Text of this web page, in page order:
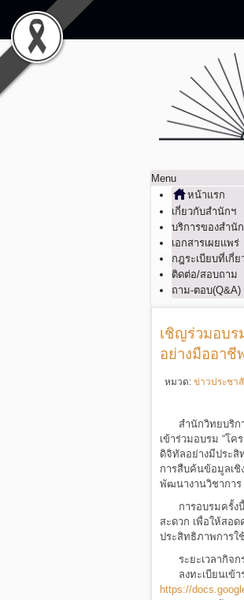
Menu
หน้าแรก
เกี่ยวกับสำนักฯ
บริการของสำนั
เอกสารเผยแพร่
กฎระเบียบที่เกี่ย
ติดต่อ/สอบถาม
ถาม-ตอบ(Q&A)
เชิญร่วมอบร
อย่างมืออาชี
หมวด: ข่าวประชา
สำนักวิทยบริกา
เข้าร่วมอบรม “โค
ดิจิทัลอย่างมีประสิ
การสืบค้นข้อมูลเชิ
พัฒนางานวิชาการ
การอบรมครั้งนี้เ
สะดวก เพื่อให้สอด
ประสิทธิภาพการใ
ระยะเวลากิจก
ลงทะเบียนเข้า
https://